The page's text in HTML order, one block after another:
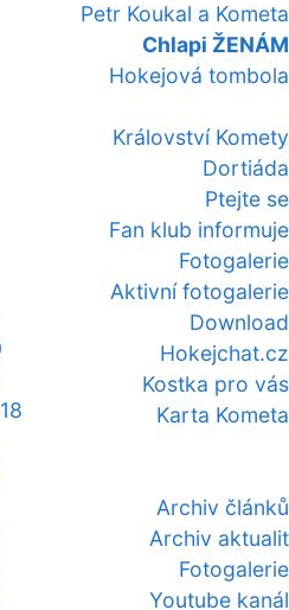
Petr Koukal a Kometa
Chlapi ŽENÁM
Hokejová tombola
Království Komety
Dortiáda
Ptejte se
Fan klub informuje
Fotogalerie
Aktivní fotogalerie
Download
Hokejchat.cz
Kostka pro vás
Karta Kometa
Archiv článků
Archiv aktualit
Fotogalerie
Youtube kanál